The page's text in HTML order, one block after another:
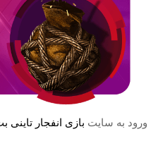
ورود به سایت بازی انفجار تاینی